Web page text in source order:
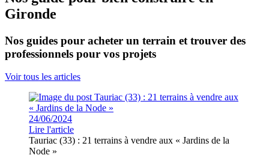
Gironde
Nos guides pour acheter un terrain et trouver des
professionnels pour vos projets
Voir tous les articles
24/06/2024
Lire l'article
Tauriac (33) : 21 terrains à vendre aux « Jardins de la
Node »